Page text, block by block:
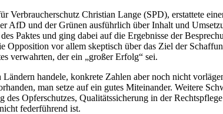
Verbraucherschutz Christian Lange (SPD), erstattete
AfD und der Grünen ausführlich über Inhalt und
Paktes und ging dabei auf die Ergebnisse der
Opposition vor allem skeptisch über das Ziel der
verwahrten, der ein „großer Erfolg“ sei.
handele, konkrete Zahlen aber noch nicht
man setze auf ein gutes Miteinander. Weitere
Opferschutzes, Qualitätssicherung in der
federführend ist.